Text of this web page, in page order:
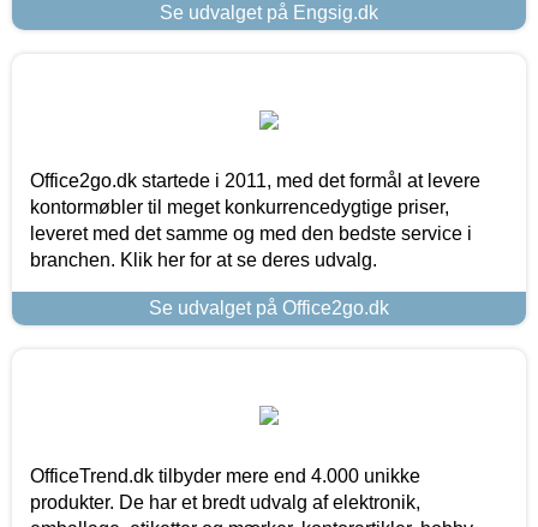
Se udvalget på Engsig.dk
Office2go.dk startede i 2011, med det formål at levere
kontormøbler til meget konkurrencedygtige priser,
leveret med det samme og med den bedste service i
branchen. Klik her for at se deres udvalg.
Se udvalget på Office2go.dk
OfficeTrend.dk tilbyder mere end 4.000 unikke
produkter. De har et bredt udvalg af elektronik,